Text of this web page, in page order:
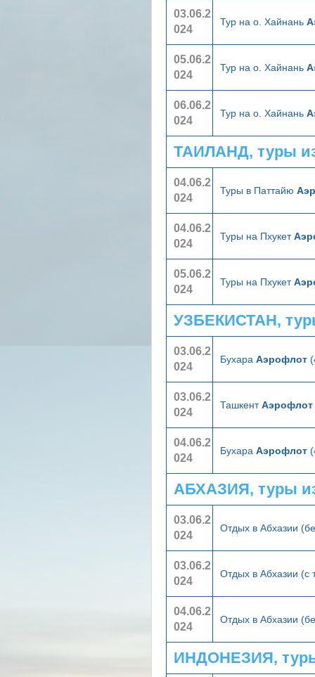
03.06.2
024
Тур на о. Хайнань
05.06.2
024
Тур на о. Хайнань
06.06.2
024
Тур на о. Хайнань
ТАИЛАНД, туры
04.06.2
024
Туры в Паттайю
04.06.2
024
Туры на Пхукет
05.06.2
024
Туры на Пхукет
УЗБЕКИСТАН,
03.06.2
024
Бухара Аэрофлот
03.06.2
024
ТашкентАэрофлот
04.06.2
024
Бухара Аэрофлот
АБХАЗИЯ, туры
03.06.2
024
Отдых в Абхазии
03.06.2
024
Отдых в Абхазии
04.06.2
024
Отдых в Абхазии
ИНДОНЕЗИЯ,